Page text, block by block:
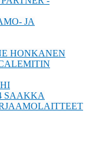
JA
HONKANEN
SAAKKA